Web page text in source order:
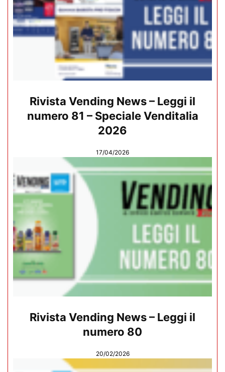
Rivista Vending News – Leggi il
numero 81 – Speciale Venditalia
2026
17/04/2026
Rivista Vending News – Leggi il
numero 80
20/02/2026